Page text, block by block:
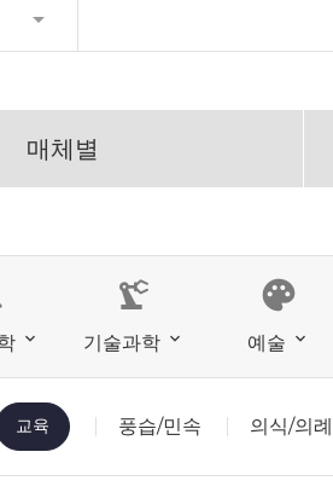
매체별
precision_manufacturing
기술과학
palette
예술
교육 풍습/민속 의식/의례